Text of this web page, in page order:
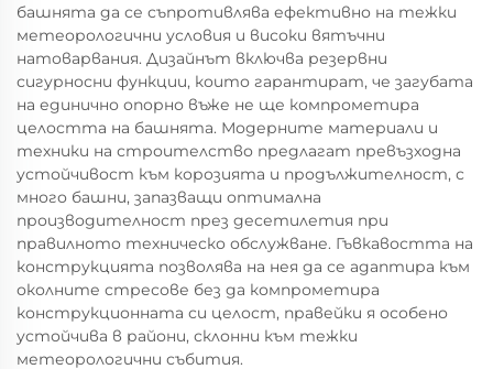
башнята да се съпротивлява ефективно на тежки
метеорологични условия и високи вятъчни
натоварвания. Дизайнът включва резервни
сигурносни функции, които гарантират, че загубата
на единично опорно въже не ще компрометира
целостта на башнята. Модерните материали и
техники на строителство предлагат превъзходна
устойчивост към корозията и продължителност, с
много башни, запазващи оптимална
производителност през десетилетия при
правилното техническо обслужване. Гъвкавостта на
конструкцията позволява на нея да се адаптира към
околните стресове без да компрометира
конструкционната си целост, правейки я особено
устойчива в райони, склонни към тежки
метеорологични събития.